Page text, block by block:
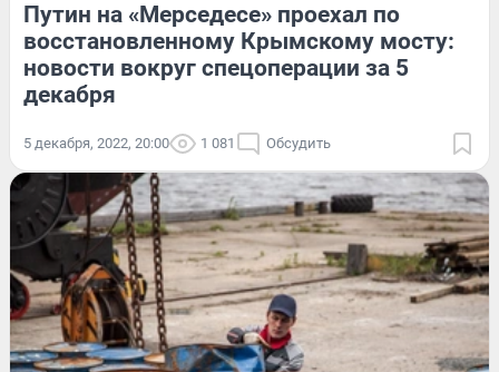
Путин на «Мерседесе» проехал по
восстановленному Крымскому мосту:
новости вокруг спецоперации за 5
декабря
5 декабря, 2022, 20:00 1 081 Обсудить